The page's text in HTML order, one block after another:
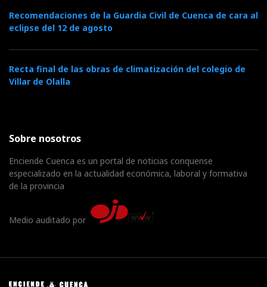
Recomendaciones de la Guardia Civil de Cuenca de cara al
eclipse del 12 de agosto
Recta final de las obras de climatización del colegio de
Villar de Olalla
Sobre nosotros
Enciende Cuenca es un portal de noticias conquense
especializado en la actualidad económica, laboral y formativa
de la provincia
Medio auditado por